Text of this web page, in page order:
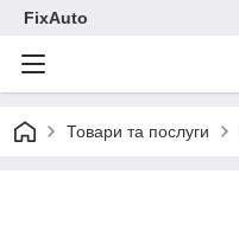
FixAuto
Товари та послуги